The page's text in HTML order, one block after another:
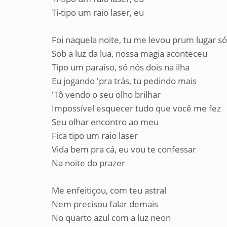
Ti-tipo um raio laser, eu
Foi naquela noite, tu me levou prum lugar
Sob a luz da lua, nossa magia aconteceu
Tipo um paraíso, só nós dois na ilha
Eu jogando 'pra trás, tu pedindo mais
'Tô vendo o seu olho brilhar
Impossível esquecer tudo que você me fez
Seu olhar encontro ao meu
Fica tipo um raio laser
Vida bem pra cá, eu vou te confessar
Na noite do prazer
Me enfeitiçou, com teu astral
Nem precisou falar demais
No quarto azul com a luz neon